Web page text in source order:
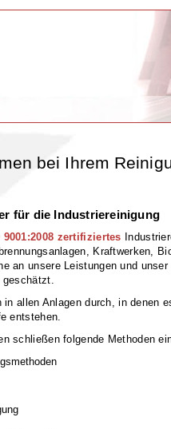
bei Ihrem
für die Industriereinigung
9001:2008 zertifiziertes
Kraftwerken,
an unsere Leistungen und
geschätzt.
allen Anlagen durch, in denen
entstehen.
schließen folgende Methoden